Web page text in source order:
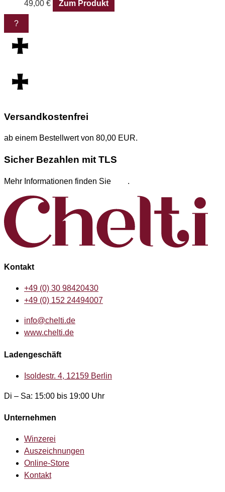
49,00 € Zum Produkt
?
Versandkostenfrei
ab einem Bestellwert von 80,00 EUR.
Sicher Bezahlen mit TLS
Mehr Informationen finden Sie .
Kontakt
+49 (0) 30 98420430
+49 (0) 152 24494007
info@chelti.de
www.chelti.de
Ladengeschäft
Isoldestr. 4, 12159 Berlin
Di – Sa: 15:00 bis 19:00 Uhr
Unternehmen
Winzerei
Auszeichnungen
Online-Store
Kontakt